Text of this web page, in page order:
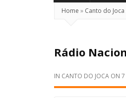
Home » Canto do Joca
Rádio
IN CANTO DO JOCA ON